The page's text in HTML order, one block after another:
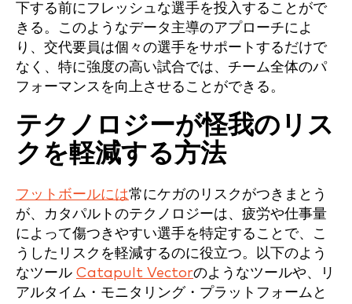
下する前にフレッシュな選手を投入することがで
きる。このようなデータ主導のアプローチによ
り、交代要員は個々の選手をサポートするだけで
なく、特に強度の高い試合では、チーム全体のパ
フォーマンスを向上させることができる。
テクノロジーが怪我のリス
クを軽減する方法
フットボールには常にケガのリスクがつきまとう
が、カタパルトのテクノロジーは、疲労や仕事量
によって傷つきやすい選手を特定することで、こ
うしたリスクを軽減するのに役立つ。以下のよう
なツール Catapult Vectorのようなツールや、リ
アルタイム・モニタリング・プラットフォームと